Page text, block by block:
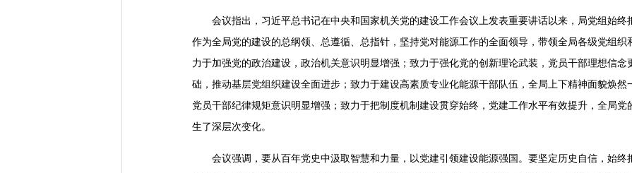
会议指出，习近平总书记在中央和国家机关党的建设工作会议上发表重要讲话以来，局党组始终
作为全局党的建设的总纲领、总遵循、总指针，坚持党对能源工作的全面领导，带领全局各级党组织
力于加强党的政治建设，政治机关意识明显增强；致力于强化党的创新理论武装，党员干部理想信念
础，推动基层党组织建设全面进步；致力于建设高素质专业化能源干部队伍，全局上下精神面貌焕然
党员干部纪律规矩意识明显增强；致力于把制度机制建设贯穿始终，党建工作水平有效提升，全局党
生了深层次变化。
会议强调，要从百年党史中汲取智慧和力量，以党建引领建设能源强国。要坚定历史自信，始终